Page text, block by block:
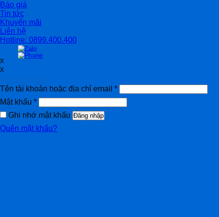
Báo giá
Tin tức
Khuyến mãi
Liên hệ
Hotline: 0899.400.400
x
x
Tên tài khoản hoặc địa chỉ email *
Mật khẩu *
Ghi nhớ mật khẩu Đăng nhập
Quên mật khẩu?